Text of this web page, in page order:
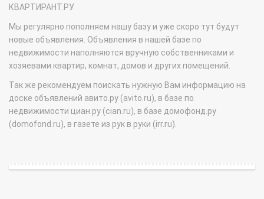
КВАРТИРАНТ.РУ
Мы регулярно пополняем нашу базу и уже скоро тут будут
новые объявления. Объявления в нашей базе по
недвижимости наполняются вручную собственниками и
хозяевами квартир, комнат, домов и других помещений.
Так же рекомендуем поискать нужную Вам информацию на
доске объявлений авито.ру (avito.ru), в базе по
недвижимости циан.ру (cian.ru), в базе домофонд.ру
(domofond.ru), в газете из рук в руки (irr.ru).